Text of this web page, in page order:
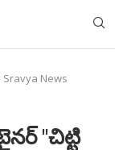
News
"చిట్టి